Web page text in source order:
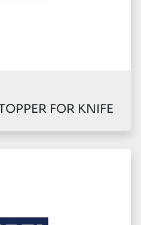
FOR KNIFE